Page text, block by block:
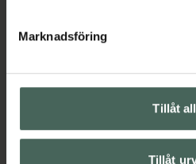
Marknadsföring
Tillåt
Tillåt
Omdömen